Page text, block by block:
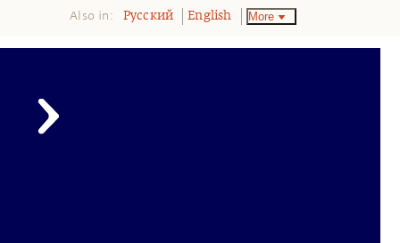
Also in: Pусский English More